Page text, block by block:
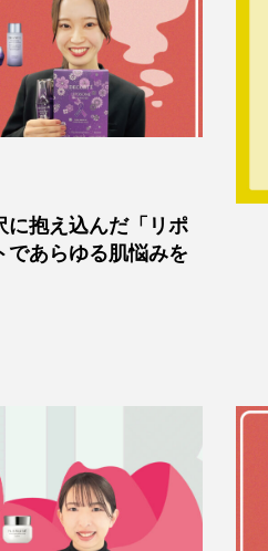
に抱え込んだ「リポ
であらゆる肌悩みを